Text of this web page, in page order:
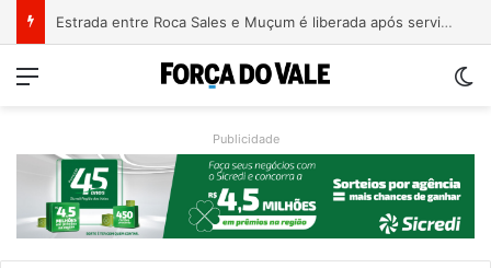
Patrimônio de Paulo Pimenta salta de R$ 192 mil para R$ 1,87 milhão em 4 anos
Menu
Publicidade